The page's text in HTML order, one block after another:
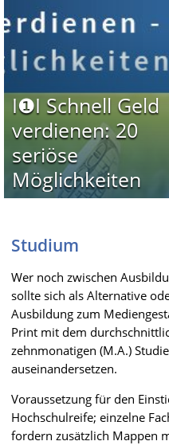
I❶I Schnell Geld
verdienen: 20
seriöse
Möglichkeiten
Studium
Wer noch zwischen
sollte sich als Alternative
Ausbildung zum
Print mit dem
zehnmonatigen (M.A.)
auseinandersetzen.
Voraussetzung für den
Hochschulreife; einzelne
fordern zusätzlich Mappen